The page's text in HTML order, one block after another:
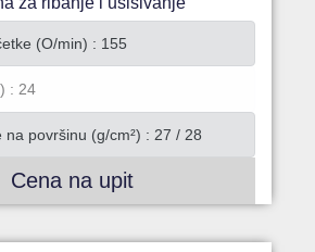
(O/min) : 155
: 24
na površinu (g/cm²) : 27 / 28
Cena na upit